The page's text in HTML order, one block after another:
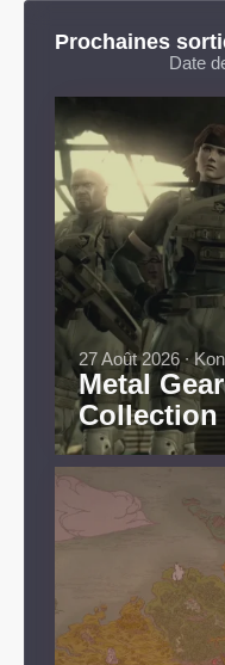
Prochaines
Date
Metal
Collection
27 Août 2026 ∙